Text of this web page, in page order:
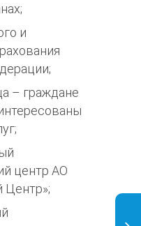
и
– граждане
центр АО
Центр»;